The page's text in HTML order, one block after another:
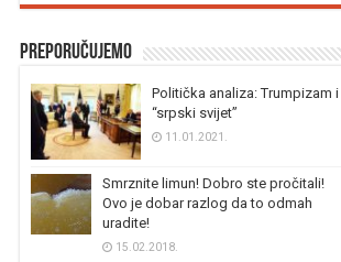
Preporučujemo
Politička analiza: Trumpizam i
“srpski svijet”
11.01.2021.
Smrznite limun! Dobro ste pročitali!
Ovo je dobar razlog da to odmah
uradite!
15.02.2018.